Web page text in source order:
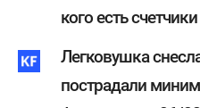
кого есть счетчики
Легковушка
пострадали